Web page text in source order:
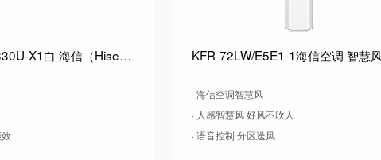
KFR-35GW/A330U-X1白 海信（Hisense）大薄荷空调智省电A330大1.5匹挂机 世界杯定制空调DS语音智控AI省电柔风科技新一级能效
· 海信空调智慧风
· 人感智慧风 好风不吹人
· 语音控制 分区送风